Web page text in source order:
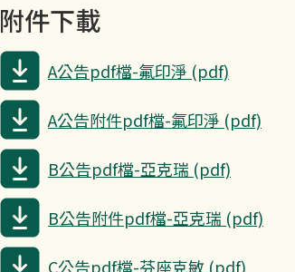
附件下載
A公告pdf檔-氟印淨 (pdf)
A公告附件pdf檔-氟印淨 (pdf)
B公告pdf檔-亞克瑞 (pdf)
B公告附件pdf檔-亞克瑞 (pdf)
C公告pdf檔-芬座克敏 (pdf)